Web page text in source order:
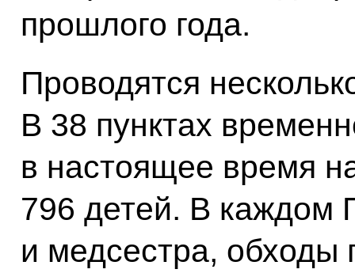
прошлого года.
Проводятся
В 38 пунктах
в настоящее время
796 детей. В каждом
и медсестра, обходы